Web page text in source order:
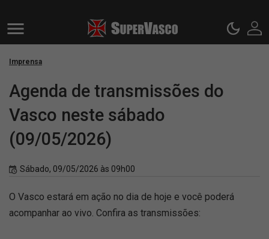
Imprensa
Agenda de transmissões do
Vasco neste sábado
(09/05/2026)
Sábado, 09/05/2026 às 09h00
O Vasco estará em ação no dia de hoje e você poderá
acompanhar ao vivo. Confira as transmissões: